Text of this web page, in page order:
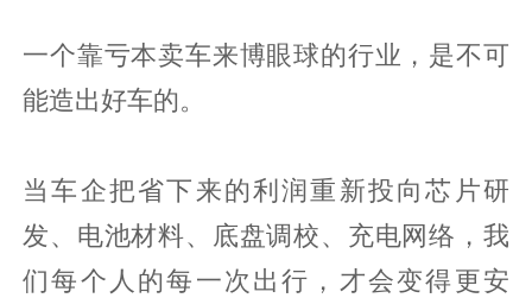
一个靠亏本卖车来博眼球的行业，是不可
能造出好车的。
当车企把省下来的利润重新投向芯片研
发、电池材料、底盘调校、充电网络，我
们每个人的每一次出行，才会变得更安